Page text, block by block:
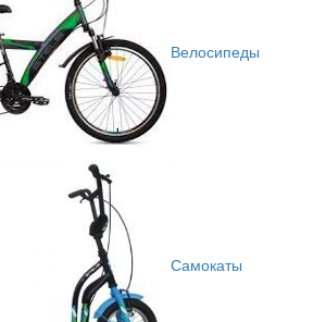
Велосипеды
Самокаты